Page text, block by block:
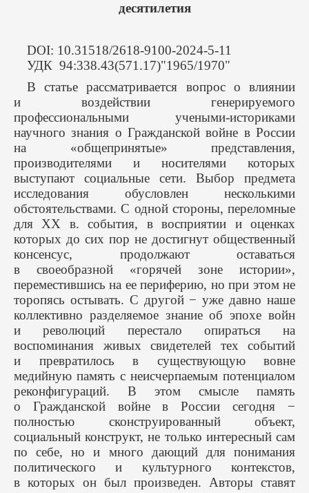
десятилетия
DOI: 10.31518/2618-9100-2024-5-11
УДК 94:338.43(571.17)"1965/1970"
В статье рассматривается вопрос о влиянии
и воздействии генерируемого
профессиональными учеными-историками
научного знания о Гражданской войне в России
на «общепринятые» представления,
производителями и носителями которых
выступают социальные сети. Выбор предмета
исследования обусловлен несколькими
обстоятельствами. С одной стороны, переломные
для ХХ в. события, в восприятии и оценках
которых до сих пор не достигнут общественный
консенсус, продолжают оставаться
в своеобразной «горячей зоне истории»,
переместившись на ее периферию, но при этом не
торопясь остывать. С другой − уже давно наше
коллективно разделяемое знание об эпохе войн
и революций перестало опираться на
воспоминания живых свидетелей тех событий
и превратилось в существующую вовне
медийную память с неисчерпаемым потенциалом
реконфигураций. В этом смысле память
о Гражданской войне в России сегодня −
полностью сконструированный объект,
социальный конструкт, не только интересный сам
по себе, но и много дающий для понимания
политического и культурного контекстов,
в которых он был произведен. Авторы ставят